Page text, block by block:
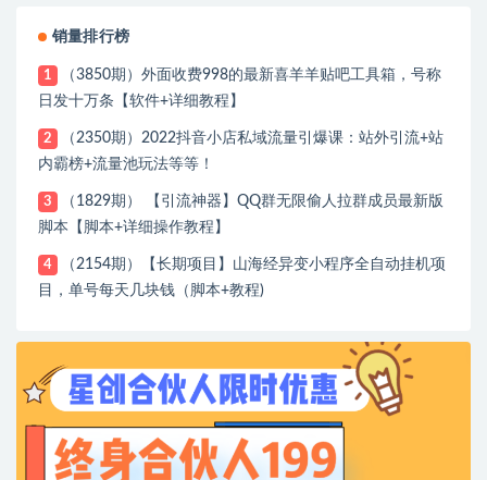
销量排行榜
1
（3850期）外面收费998的最新喜羊羊贴吧工具箱，号称
日发十万条【软件+详细教程】
2
（2350期）2022抖音小店私域流量引爆课：站外引流+站
内霸榜+流量池玩法等等！
3
（1829期） 【引流神器】QQ群无限偷人拉群成员最新版
脚本【脚本+详细操作教程】
4
（2154期）【长期项目】山海经异变小程序全自动挂机项
目，单号每天几块钱（脚本+教程)